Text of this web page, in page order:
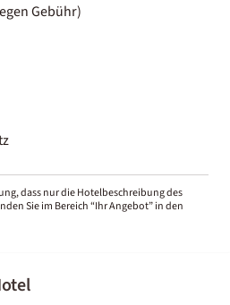
Gebühr)
dass nur die Hotelbeschreibung des
Sie im Bereich “Ihr Angebot” in den